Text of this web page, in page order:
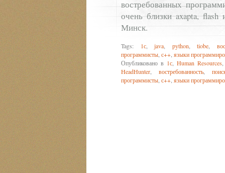
востребованных
очень близки axapta,
Минск.
Tags: 1с,java python ,tiobe
программисты с++ языки
Опубликовано в 1с ,Human Resources
HeadHunter
востребованность,
программисты с++ языки